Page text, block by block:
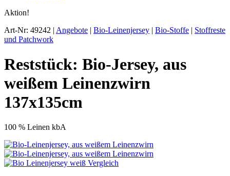
Aktion!
Art-Nr: 49242 | Angebote | Bio-Leinenjersey | Bio-Stoffe | Stoffreste
und Patchwork
Reststück: Bio-Jersey, aus
weißem Leinenzwirn
137x135cm
100 % Leinen kbA